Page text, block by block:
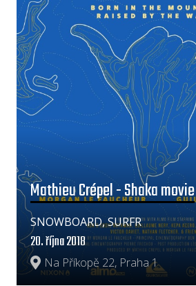
Mathieu Crépel - Shaka movie
Na Příkopě 22, Praha 1
20. října 2018
SNOWBOARD, SURFR